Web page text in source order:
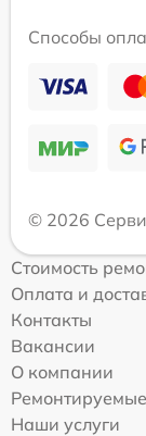
Способы
© 2026
Стоимость
Оплата и
Контакты
Вакансии
О компании
Наши услуги